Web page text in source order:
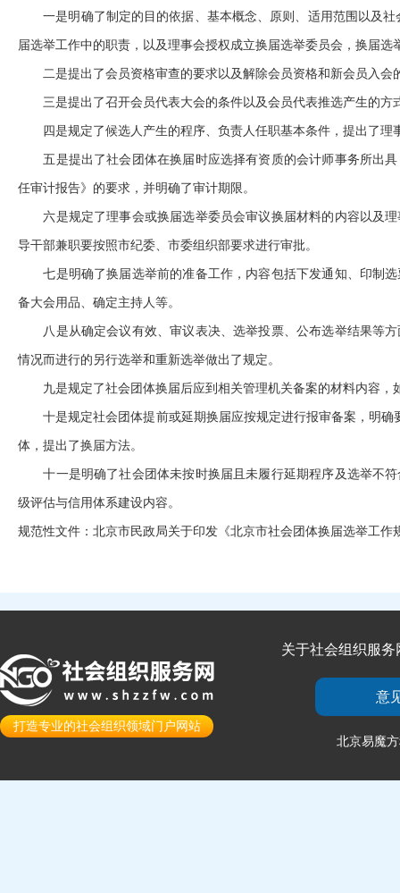
一是明确了制定的目的依据、基本概念、原则、适用范围以及社
届选举工作中的职责，以及理事会授权成立换届选举委员会，换届选
二是提出了会员资格审查的要求以及解除会员资格和新会员入会
三是提出了召开会员代表大会的条件以及会员代表推选产生的方
四是规定了候选人产生的程序、负责人任职基本条件，提出了理
五是提出了社会团体在换届时应选择有资质的会计师事务所出具
任审计报告》的要求，并明确了审计期限。
六是规定了理事会或换届选举委员会审议换届材料的内容以及理
导干部兼职要按照市纪委、市委组织部要求进行审批。
七是明确了换届选举前的准备工作，内容包括下发通知、印制选
备大会用品、确定主持人等。
八是从确定会议有效、审议表决、选举投票、公布选举结果等方
情况而进行的另行选举和重新选举做出了规定。
九是规定了社会团体换届后应到相关管理机关备案的材料内容，
十是规定社会团体提前或延期换届应按规定进行报审备案，明确
体，提出了换届方法。
十一是明确了社会团体未按时换届且未履行延期程序及选举不符
级评估与信用体系建设内容。
规范性文件： 北京市民政局关于印发《北京市社会团体换届选举工作
打造专业的社会组织领域门户网站
关于社会组织服务
意
北京易魔